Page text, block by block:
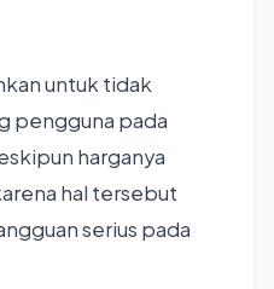
untuk tidak
pengguna pada
harganya
hal tersebut
serius pada